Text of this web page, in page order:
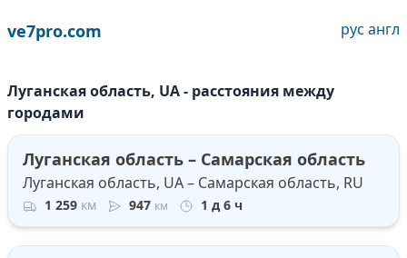
ve7pro.com рус англ
Луганская область, UA - расстояния между
городами
Луганская область – Самарская область
Луганская область, UA – Самарская область, RU
1 259 км 947 км 1 д 6 ч